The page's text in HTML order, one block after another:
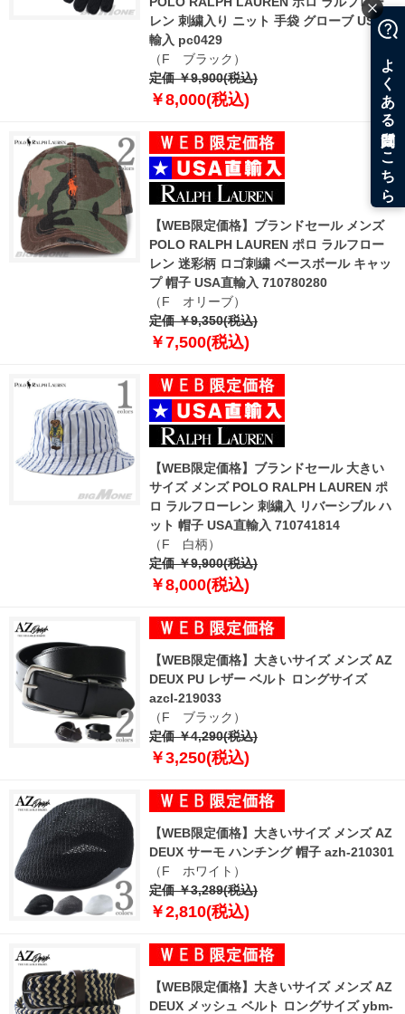
レン 刺繍入り ニット 手袋 グローブ USA直
輸入 pc0429
（F ブラック）
定価 ￥9,900(税込)
￥8,000(税込)
【WEB限定価格】ブランドセール メンズ
POLO RALPH LAUREN ポロ ラルフロー
レン 迷彩柄 ロゴ刺繍 ベースボール キャッ
プ 帽子 USA直輸入 710780280
（F オリーブ）
定価 ￥9,350(税込)
￥7,500(税込)
【WEB限定価格】ブランドセール 大きい
サイズ メンズ POLO RALPH LAUREN ポ
ロ ラルフローレン 刺繍入 リバーシブル ハ
ット 帽子 USA直輸入 710741814
（F 白柄）
定価 ￥9,900(税込)
￥8,000(税込)
【WEB限定価格】大きいサイズ メンズ AZ
DEUX PU レザー ベルト ロングサイズ
azcl-219033
（F ブラック）
定価 ￥4,290(税込)
￥3,250(税込)
【WEB限定価格】大きいサイズ メンズ AZ
DEUX サーモ ハンチング 帽子 azh-210301
（F ホワイト）
定価 ￥3,289(税込)
￥2,810(税込)
【WEB限定価格】大きいサイズ メンズ AZ
DEUX メッシュ ベルト ロングサイズ ybm-